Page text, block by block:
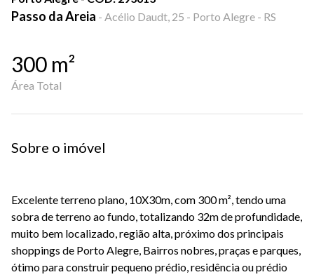
Passo da Areia - Acélio Daudt, 25 - Porto Alegre - RS
300 m²
Área Total
Sobre o imóvel
Excelente terreno plano, 10X30m, com 300 m², tendo uma
sobra de terreno ao fundo, totalizando 32m de profundidade,
muito bem localizado, região alta, próximo dos principais
shoppings de Porto Alegre, Bairros nobres, praças e parques,
ótimo para construir pequeno prédio, residência ou prédio